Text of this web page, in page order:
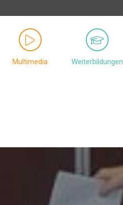
Multimedia Weiterbildungen